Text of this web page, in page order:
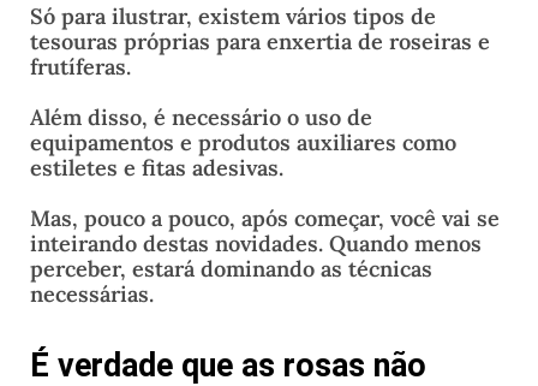
Só para ilustrar, existem vários tipos de
tesouras próprias para enxertia de roseiras e
frutíferas.
Além disso, é necessário o uso de
equipamentos e produtos auxiliares como
estiletes e fitas adesivas.
Mas, pouco a pouco, após começar, você vai se
inteirando destas novidades. Quando menos
perceber, estará dominando as técnicas
necessárias.
É verdade que as rosas não